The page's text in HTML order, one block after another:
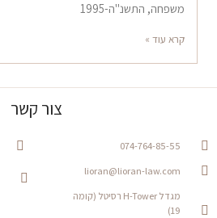
משפחה, התשנ"ה-1995
קרא עוד »
צור קשר
074-764-85-55
lioran@lioran-law.com
מגדל H-Tower רסיטל (קומה
19)